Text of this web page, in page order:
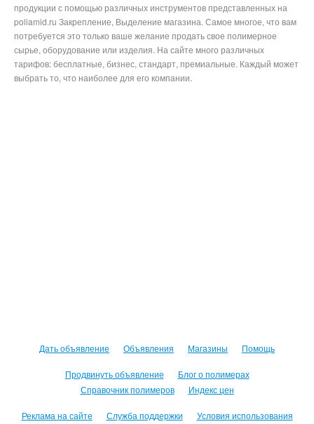
продукции с помощью различных инструментов представленных на
poliamid.ru Закрепление, Выделение магазина. Самое многое, что вам
потребуется это только ваше желание продать свое полимерное
сырье, оборудование или изделия. На сайте много различных
тарифов: бесплатные, бизнес, стандарт, премиальные. Каждый может
выбрать то, что наиболее для его компании.
Дать объявление Объявления Магазины Помощь
Продвинуть объявление
Блог о полимерах
Справочник полимеров
Индекс цен
Реклама на сайте Служба поддержки
Условия использования